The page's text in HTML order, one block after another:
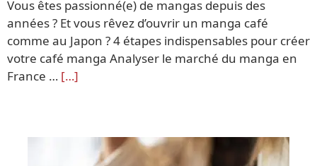
Vous êtes passionné(e) de mangas depuis des
années ? Et vous rêvez d’ouvrir un manga café
comme au Japon ? 4 étapes indispensables pour créer
votre café manga Analyser le marché du manga en
France … […]